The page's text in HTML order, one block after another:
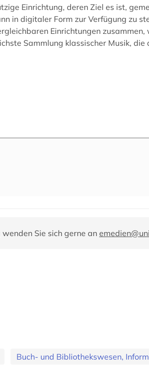
Einrichtung, deren Ziel es ist,
in digitaler Form zur Verfügung zu
Einrichtungen
Sammlung klassischer Musik,
Sie sich gerne an
Buch- und Bibliothekswesen,